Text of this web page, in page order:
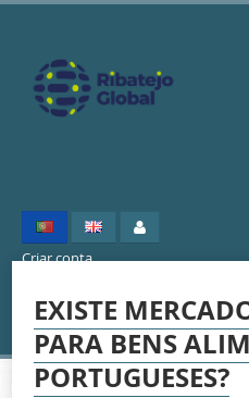
Eventos
Criar conta
EXISTE
PARA BENS
PORTUGUESES?